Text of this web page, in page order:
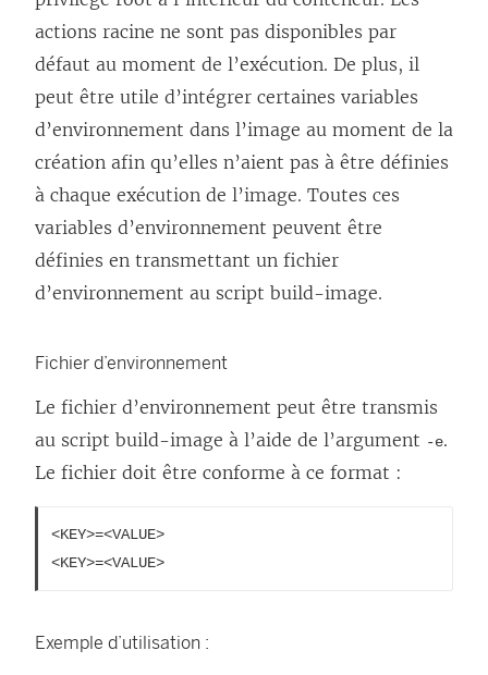
d
a
n
s
u
n
e
n
o
u
e
l
l
e
e
n
t
actions racine ne sont pas disponibles par
défaut au moment de l’exécution. De plus, il
peut être utile d’intégrer certaines variables
d’environnement dans l’image au moment de la
création afin qu’elles n’aient pas à être définies
à chaque exécution de l’image. Toutes ces
variables d’environnement peuvent être
définies en transmettant un fichier
d’environnement au script build-image.
Fichier d’environnement
Le fichier d’environnement peut être transmis
au script build-image à l’aide de l’argument -e.
Le fichier doit être conforme à ce format :
<KEY>=<VALUE>
<KEY>=<VALUE>
Exemple d’utilisation :